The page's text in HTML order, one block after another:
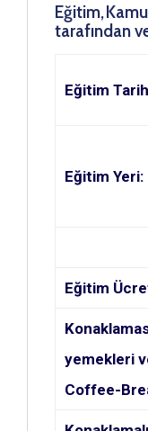
Eğitim,
tarafından
Eğitim
Eğitim Yeri:
Eğitim
yemekleri
Coffee-